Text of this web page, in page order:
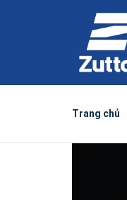
Trang chủ